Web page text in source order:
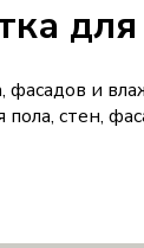
фасадов и
стен,